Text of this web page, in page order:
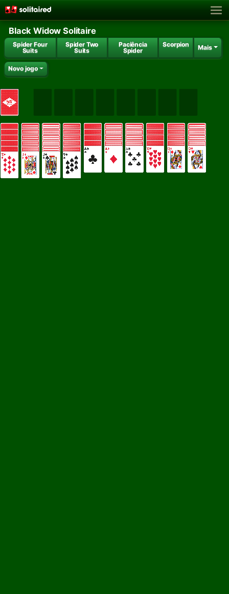
Black Widow Solitaire
Spider Four
Suits
Spider Two
Suits
Paciência
Spider
Scorpion Mais
Novo jogo